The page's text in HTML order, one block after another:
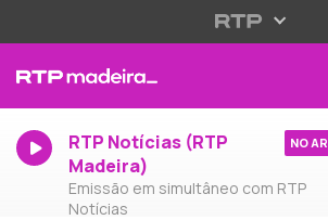
RTP Notícias (RTP
Madeira)
Emissão em simultâneo com RTP
Notícias
NO AR